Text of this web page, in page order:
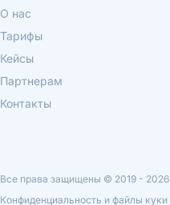
О нас
Тарифы
Кейсы
Партнерам
Контакты
Все права защищены © 2019 - 2026
Конфиденциальность и файлы куки